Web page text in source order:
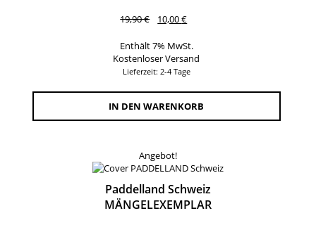
19,90€
Ursprünglicher
war:
19,90 €
10,00€
10,00 €.
Enthält 7% MwSt.
Kostenloser Versand
Lieferzeit: 2-4 Tage
IN DEN WARENKORB
Angebot!
Paddelland Schweiz
MÄNGELEXEMPLAR